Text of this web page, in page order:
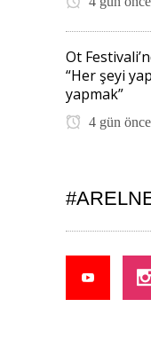
Ot
“Her şeyi
yapmak”
4 gün önce